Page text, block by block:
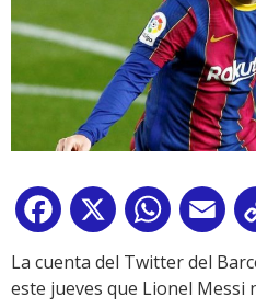
Facebook
X
La cuenta del Twitter del
este jueves que Lionel Messi